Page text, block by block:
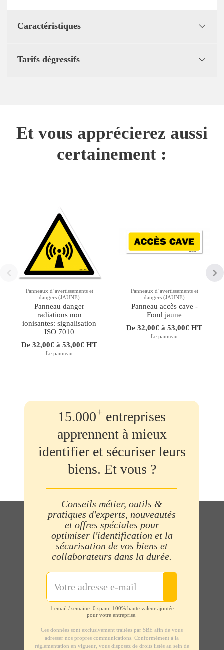
Caractéristiques
Tarifs dégressifs
Et vous apprécierez aussi
certainement :
Panneaux d’avertissements et
dangers (JAUNE)
Panneau danger
radiations non
ionisantes: signalisation
ISO 7010
De 32,00€ à 53,00€ HT
Le panneau
Panneaux d’avertissements et
dangers (JAUNE)
Panneau accès cave -
Fond jaune
De 32,00€ à 53,00€ HT
Le panneau
15.000+ entreprises
apprennent à mieux
identifier et sécuriser leurs
biens. Et vous ?
Conseils métier, outils &
pratiques d'experts, nouveautés
et offres spéciales pour
optimiser l'identification et la
sécurisation de vos biens et
collaborateurs dans la durée.
1 email / semaine. 0 spam, 100% haute valeur ajoutée
pour votre entreprise.
Ces données sont exclusivement traitées par SBE afin de vous
adresser nos propres communications. Conformément à la
règlementation en vigueur, vous disposez de droits listés au sein de